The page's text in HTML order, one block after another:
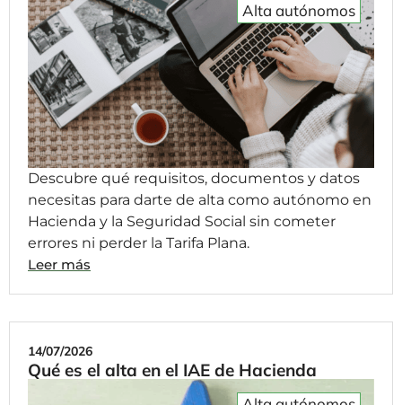
Descubre qué requisitos, documentos y datos
necesitas para darte de alta como autónomo en
Hacienda y la Seguridad Social sin cometer
errores ni perder la Tarifa Plana.
Leer más
Alta autónomos
14/07/2026
Qué es el alta en el IAE de Hacienda